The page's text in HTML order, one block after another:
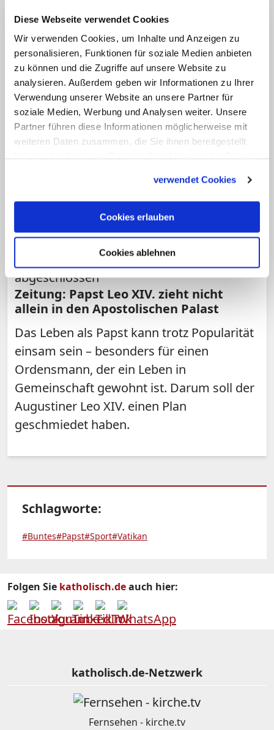
Diese Webseite verwendet Cookies
Wir verwenden Cookies, um Inhalte und Anzeigen zu
personalisieren, Funktionen für soziale Medien anbieten
zu können und die Zugriffe auf unsere Website zu
analysieren. Außerdem geben wir Informationen zu Ihrer
Verwendung unserer Website an unsere Partner für
soziale Medien, Werbung und Analysen weiter. Unsere
Partner führen diese Informationen möglicherweise mit
weiteren Daten zusammen, die Sie ihnen bereitgestellt
verwendet Cookies
Cookies erlauben
Cookies ablehnen
kleinen Gruppe von Ordensmännern der
Augustiner. Genug Personen also, um
auch Tischtennis-Rundlauf zu spielen.
(KNA)
Renovierung von Wohnung demnächst
abgeschlossen
Zeitung: Papst Leo XIV. zieht nicht
allein in den Apostolischen Palast
Das Leben als Papst kann trotz Popularität
einsam sein – besonders für einen
Ordensmann, der ein Leben in
Gemeinschaft gewohnt ist. Darum soll der
Augustiner Leo XIV. einen Plan
geschmiedet haben.
Schlagworte:
#Buntes#Papst#Sport#Vatikan
Folgen Sie katholisch.deauch hier:
katholisch.de-Netzwerk
Fernsehen - kirche.tv